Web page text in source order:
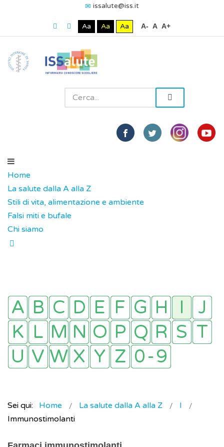
issalute@iss.it
Aa Aa Aa A- A A+
Home
La salute dalla A alla Z
Stili di vita, alimentazione e ambiente
Falsi miti e bufale
Chi siamo
Sei qui: Home La salute dalla A alla Z
I
Immunostimolanti